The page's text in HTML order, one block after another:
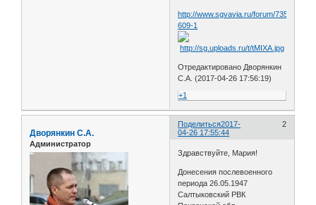
http://www.sgvavia.ru/forum/735-
609-1
Отредактировано Дворянкин
С.А. (2017-04-26 17:56:19)
+1
Поделиться 2
2017-
04-26 17:55:44
Дворянкин С.А.
Администратор
Здравствуйте, Мария!
Донесения послевоенного
периода 26.05.1947
Салтыковский РВК